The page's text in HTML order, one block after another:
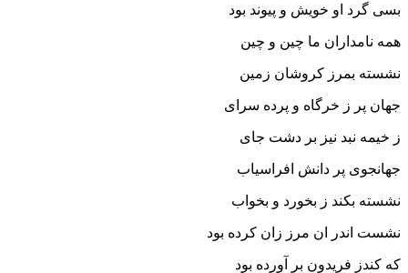
بسى گرد او خویش و پیوند بود
همه نامداران ما چین و چین
نشسته بمرز کروشان زمین‏
جهان پر ز خرگاه و پرده سراى
ز خیمه نبد نیز بر دشت جاى‏
جهانجوى پر دانش افراسیاب
نشسته بکند ز بخورد و بخواب‏
نشست اندر ان مرز زان کرده بود
که کندز فریدون بر آورده بود